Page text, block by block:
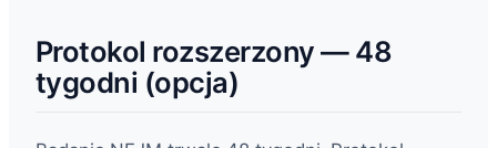
Protokol rozszerzony — 48
tygodni (opcja)